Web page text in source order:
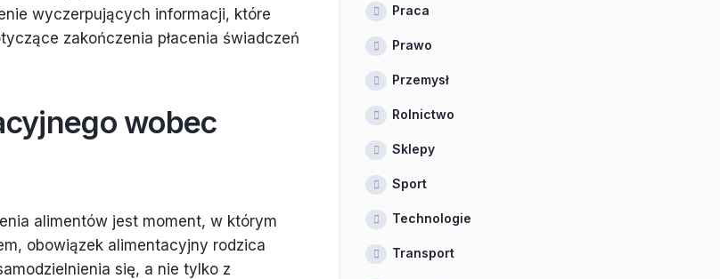
wyczerpujących informacji, które
zakończenia płacenia świadczeń
wobec
alimentów jest moment, w którym
obowiązek alimentacyjny rodzica
się, a nie tylko z
Praca
Prawo
Przemysł
Rolnictwo
Sklepy
Sport
Technologie
Transport